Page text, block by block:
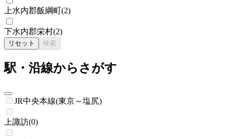
上水内郡飯綱町(2)
下水内郡栄村(2)
リセット 検索
駅・沿線からさがす
JR中央本線(東京～塩尻)
上諏訪(0)